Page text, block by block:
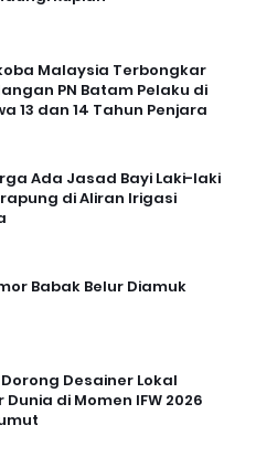
Malaysia Terbongkar
PN Batam Pelaku di
13 dan 14 Tahun Penjara
Ada Jasad Bayi Laki-laki
di Aliran Irigasi
Babak Belur Diamuk
Desainer Lokal
di Momen IFW 2026